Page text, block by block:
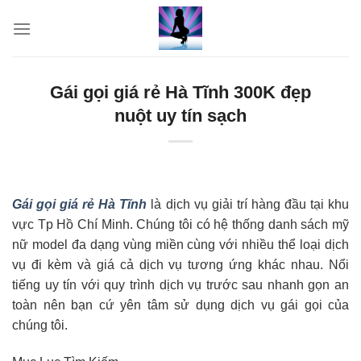
Gái gọi giá rẻ Hà Tĩnh 300K đẹp
nuột uy tín sạch
Gái gọi giá rẻ Hà Tĩnh là dịch vụ giải trí hàng đầu tại khu
vực Tp Hồ Chí Minh. Chúng tôi có hệ thống danh sách mỹ
nữ model đa dạng vùng miền cùng với nhiều thể loại dịch
vụ đi kèm và giá cả dịch vụ tương ứng khác nhau. Nổi
tiếng uy tín với quy trình dịch vụ trước sau nhanh gọn an
toàn nên bạn cứ yên tâm sử dụng dịch vụ gái gọi của
chúng tôi.